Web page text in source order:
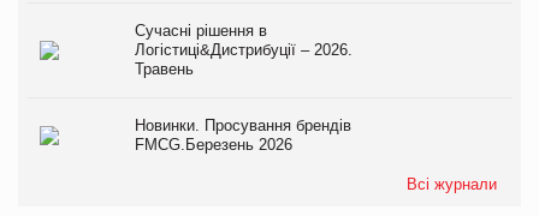
Сучасні рішення в
Логістиці&Дистрибуції – 2026.
Травень
Новинки. Просування брендів
FMCG.Березень 2026
Всі журнали